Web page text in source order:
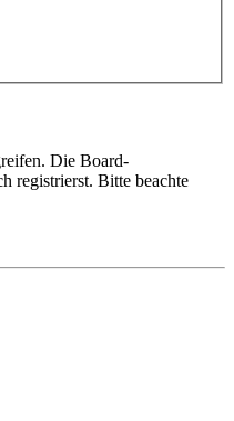
Die Board-
registrierst. Bitte beachte